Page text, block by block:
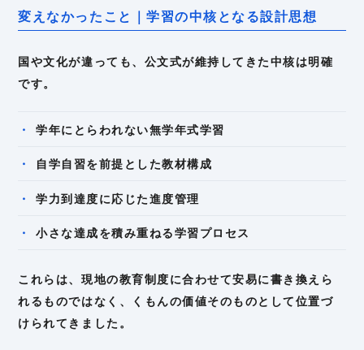
変えなかったこと｜学習の中核となる設計思想
国や文化が違っても、公文式が維持してきた中核は明確
です。
学年にとらわれない無学年式学習
自学自習を前提とした教材構成
学力到達度に応じた進度管理
小さな達成を積み重ねる学習プロセス
これらは、現地の教育制度に合わせて安易に書き換えら
れるものではなく、くもんの価値そのものとして位置づ
けられてきました。